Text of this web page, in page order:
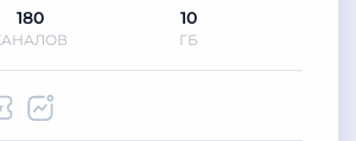
180 10
ГБ